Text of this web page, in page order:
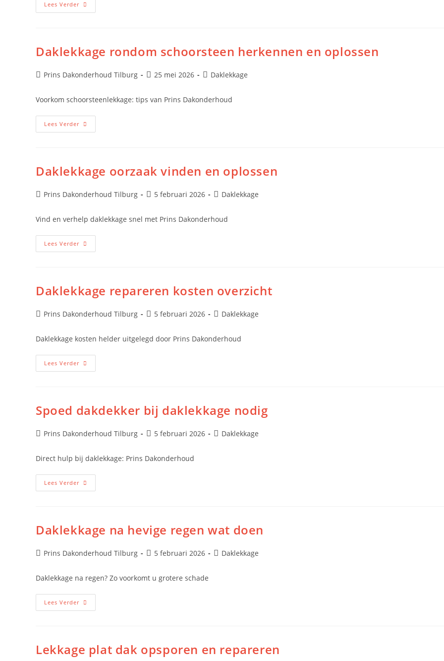
Lees Verder
Daklekkage rondom schoorsteen herkennen en oplossen
Prins Dakonderhoud Tilburg 25 mei 2026 Daklekkage
Voorkom schoorsteenlekkage: tips van Prins Dakonderhoud
Lees Verder
Daklekkage oorzaak vinden en oplossen
Prins Dakonderhoud Tilburg 5 februari 2026 Daklekkage
Vind en verhelp daklekkage snel met Prins Dakonderhoud
Lees Verder
Daklekkage repareren kosten overzicht
Prins Dakonderhoud Tilburg 5 februari 2026 Daklekkage
Daklekkage kosten helder uitgelegd door Prins Dakonderhoud
Lees Verder
Spoed dakdekker bij daklekkage nodig
Prins Dakonderhoud Tilburg 5 februari 2026 Daklekkage
Direct hulp bij daklekkage: Prins Dakonderhoud
Lees Verder
Daklekkage na hevige regen wat doen
Prins Dakonderhoud Tilburg 5 februari 2026 Daklekkage
Daklekkage na regen? Zo voorkomt u grotere schade
Lees Verder
Lekkage plat dak opsporen en repareren